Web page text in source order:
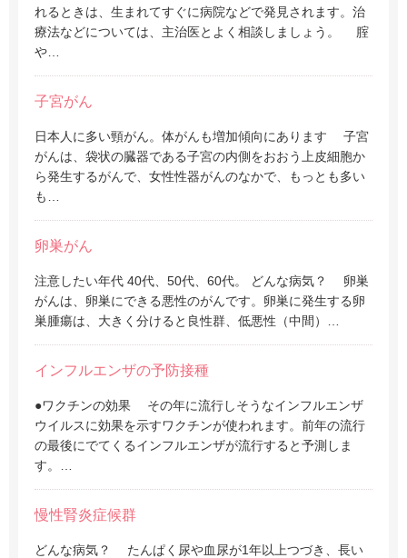
れるときは、生まれてすぐに病院などで発見されます。治
療法などについては、主治医とよく相談しましょう。 腟
や…
子宮がん
日本人に多い頸がん。体がんも増加傾向にあります 子宮
がんは、袋状の臓器である子宮の内側をおおう上皮細胞か
ら発生するがんで、女性性器がんのなかで、もっとも多い
も…
卵巣がん
注意したい年代 40代、50代、60代。 どんな病気？ 卵巣
がんは、卵巣にできる悪性のがんです。卵巣に発生する卵
巣腫瘍は、大きく分けると良性群、低悪性（中間）…
インフルエンザの予防接種
●ワクチンの効果 その年に流行しそうなインフルエンザ
ウイルスに効果を示すワクチンが使われます。前年の流行
の最後にでてくるインフルエンザが流行すると予測しま
す。…
慢性腎炎症候群
どんな病気？ たんぱく尿や血尿が1年以上つづき、長い